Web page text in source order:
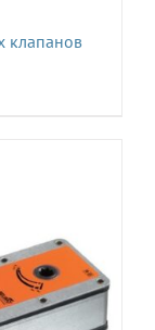
клапанов